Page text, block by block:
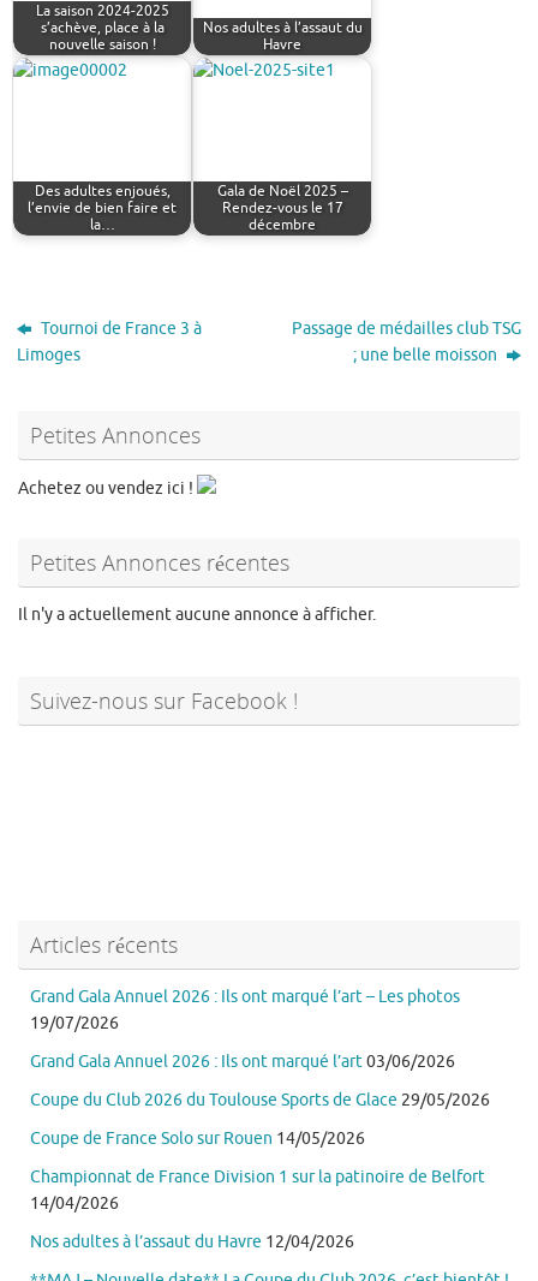
La saison 2024-2025
s’achève, place à la
nouvelle saison !
Nos adultes à l’assaut du
Havre
Des adultes enjoués,
l’envie de bien faire et
la…
Gala de Noël 2025 –
Rendez-vous le 17
décembre
Tournoi de France 3 à
Limoges
Passage de médailles club TSG
; une belle moisson
Petites Annonces
Achetez ou vendez ici !
Petites Annonces récentes
Il n'y a actuellement aucune annonce à afficher.
Suivez-nous sur Facebook !
Articles récents
Grand Gala Annuel 2026 : Ils ont marqué l’art – Les photos
19/07/2026
Grand Gala Annuel 2026 : Ils ont marqué l’art03/06/2026
Coupe du Club 2026 du Toulouse Sports de Glace 29/05/2026
Coupe de France Solo sur Rouen 14/05/2026
Championnat de France Division 1 sur la patinoire de Belfort
14/04/2026
Nos adultes à l’assaut du Havre 12/04/2026